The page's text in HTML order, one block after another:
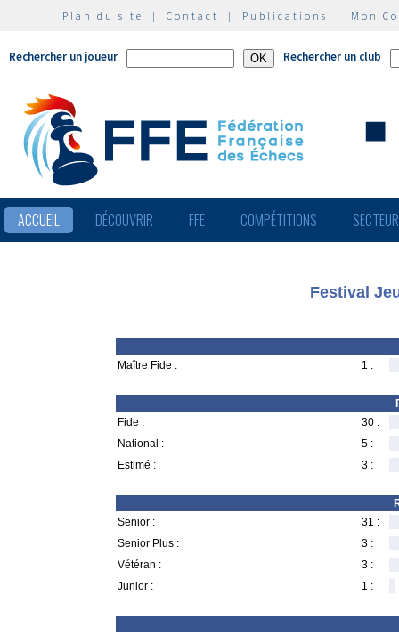
Plan du site | Contact | Publications | Mon
Rechercher un joueur Rechercher un club
ACCUEIL DÉCOUVRIR FFE COMPÉTITIONS
Festival
Maître Fide : 1 :
Fide :
30 :
National :
5 :
Estimé :
3 :
Senior :
31 :
Senior Plus :
3 :
Vétéran :
3 :
Junior :
1 :